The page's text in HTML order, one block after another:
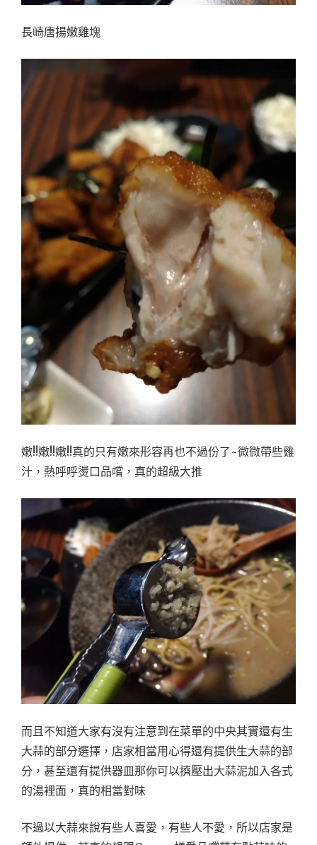
長崎唐揚嫩雞塊
嫩!!嫩!!嫩!!真的只有嫩來形容再也不過份了~微微帶些雞
汁，熱呼呼燙口品嚐，真的超級大推
而且不知道大家有沒有注意到在菜單的中央其實還有生
大蒜的部分選擇，店家相當用心得還有提供生大蒜的部
分，甚至還有提供器皿那你可以擠壓出大蒜泥加入各式
的湯裡面，真的相當對味
不過以大蒜來說有些人喜愛，有些人不愛，所以店家是